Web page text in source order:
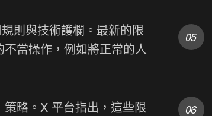
則與技術護欄。最新的限
當操作，例如將正常的人
略。X 平台指出，這些限